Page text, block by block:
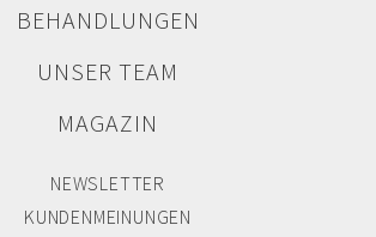
BEHANDLUNGEN
UNSER TEAM
MAGAZIN
NEWSLETTER
KUNDENMEINUNGEN